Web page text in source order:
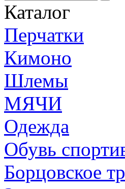
Каталог
Перчатки
Кимоно
Шлемы
МЯЧИ
Одежда
Обувь
Борцовское